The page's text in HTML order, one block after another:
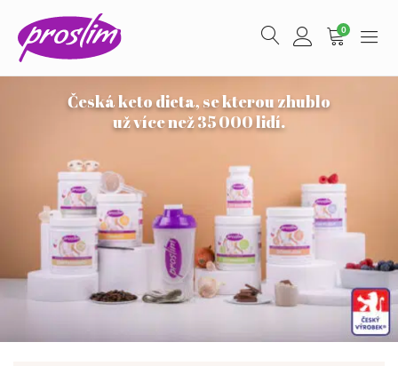
0
Česká keto dieta, se kterou zhublo
už více než 35 000 lidí.